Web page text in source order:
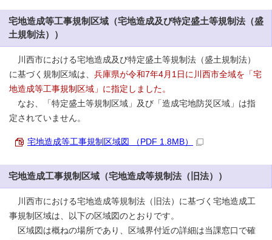
宅地造成等工事規制区域（宅地造成及び特定盛土等規制法（盛
土規制法））
川西市における宅地造成及び特定盛土等規制法（盛土規制法）
に基づく規制区域は、 兵庫県が令和7年4月1日に川西市全域を「宅
地造成等工事規制区域」に指定しました。
なお、「特定盛土等規制区域」及び「造成宅地防災区域」は指
定されていません。
宅地造成等工事規制区域図 （PDF 1.8MB）
宅地造成工事規制区域（宅地造成等規制法（旧法））
川西市における宅地造成等規制法（旧法）に基づく宅地造成工
事規制区域は、以下の区域図のとおりです。
区域図は概ねの場所であり、区域界付近の詳細は当課窓口で確